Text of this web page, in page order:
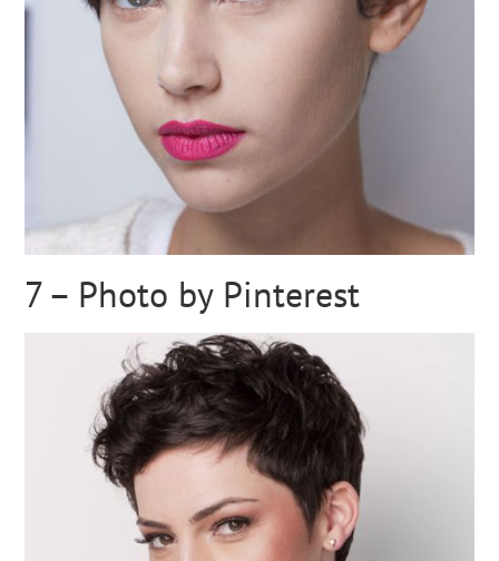
7 – Photo by Pinterest